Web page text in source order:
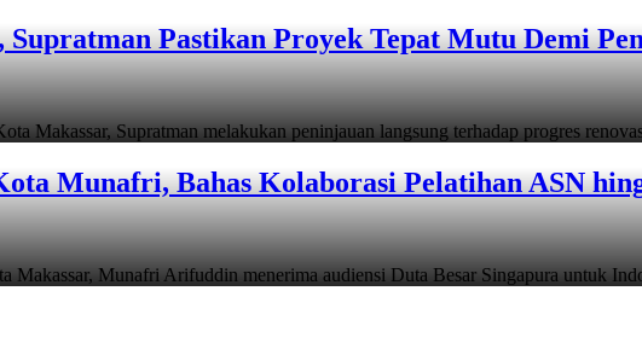
Supratman Pastikan Proyek Tepat Mutu Demi
Supratman melakukan peninjauan langsung terhadap progres
Munafri, Bahas Kolaborasi Pelatihan ASN
Munafri Arifuddin menerima audiensi Duta Besar Singapura untuk